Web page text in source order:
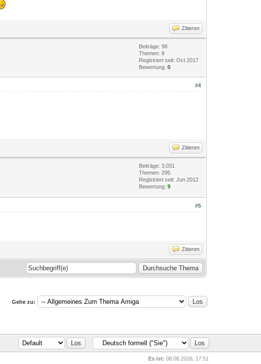
Zitieren
Beiträge: 98
Themen: 8
Registriert seit: Oct 2017
Bewertung:0
#4
Zitieren
Beiträge: 3.031
Themen: 295
Registriert seit: Jun 2012
Bewertung:9
#5
Zitieren
Gehe zu:
Es ist: 08.08.2026, 17:51